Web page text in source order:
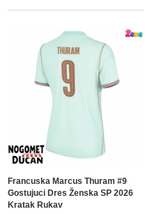
Francuska Marcus Thuram #9
Gostujuci Dres Ženska SP 2026
Kratak Rukav